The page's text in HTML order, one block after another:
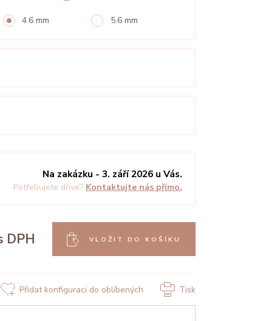
4.6 mm 5.6 mm
Na zakázku - 3. září 2026 u Vás.
Potřebujete dříve? Kontaktujte nás přímo.
DPH VLOŽIT DO KOŠÍKU
Přidat konfiguraci do oblíbených Tisk